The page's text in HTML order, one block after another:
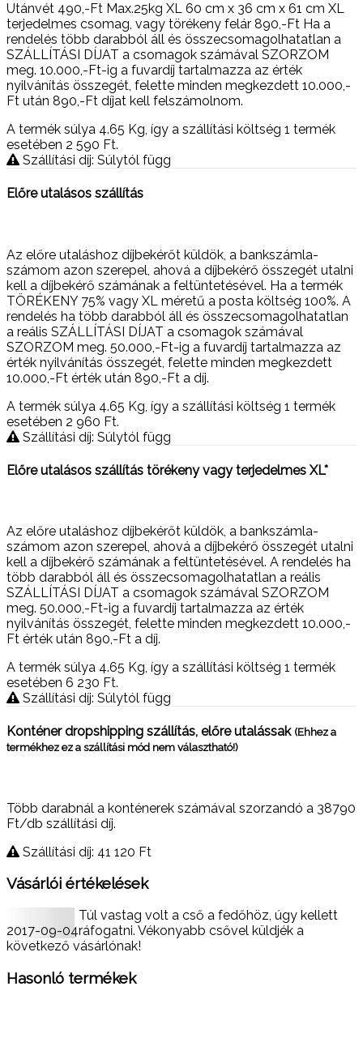
Utánvét 490,-Ft Max.25kg XL 60 cm x 36 cm x 61 cm XL
terjedelmes csomag, vagy törékeny felár 890,-Ft Ha a
rendelés több darabból áll és összecsomagolhatatlan a
SZÁLLÍTÁSI DÍJAT a csomagok számával SZORZOM
meg. 10.000,-Ft-ig a fuvardíj tartalmazza az érték
nyilvánítás összegét, felette minden megkezdett 10.000,-
Ft után 890,-Ft díjat kell felszámolnom.
A termék súlya 4.65 Kg, így a szállítási költség 1 termék
esetében 2 590 Ft.
Szállítási díj: Súlytól függ
Előre utalásos szállítás
Az előre utaláshoz díjbekérőt küldök, a bankszámla-
számom azon szerepel, ahová a díjbekérő összegét utalni
kell a díjbekérő számának a feltüntetésével. Ha a termék
TÖRÉKENY 75% vagy XL méretű a posta költség 100%. A
rendelés ha több darabból áll és összecsomagolhatatlan
a reális SZÁLLÍTÁSI DÍJAT a csomagok számával
SZORZOM meg. 50.000,-Ft-ig a fuvardíj tartalmazza az
érték nyilvánítás összegét, felette minden megkezdett
10.000,-Ft érték után 890,-Ft a díj.
A termék súlya 4.65 Kg , így a szállítási költség 1 termék
esetében 2 960 Ft.
Szállítási díj: Súlytól függ
Előre utalásos szállítás törékeny vagy terjedelmes XL*
Az előre utaláshoz díjbekérőt küldök, a bankszámla-
számom azon szerepel, ahová a díjbekérő összegét utalni
kell a díjbekérő számának a feltüntetésével. A rendelés ha
több darabból áll és összecsomagolhatatlan a reális
SZÁLLÍTÁSI DÍJAT a csomagok számával SZORZOM
meg. 50.000,-Ft-ig a fuvardíj tartalmazza az érték
nyilvánítás összegét, felette minden megkezdett 10.000,-
Ft érték után 890,-Ft a díj.
A termék súlya 4.65 Kg, így a szállítási költség 1 termék
esetében 6 230 Ft.
Szállítási díj: Súlytól függ
Konténer dropshipping szállítás, előre utalássak (Ehhez a
termékhez ez a szállítási mód nem választható!)
Több darabnál a konténerek számával szorzandó a 38790
Ft/db szállítási díj.
Szállítási díj: 41 120 Ft
Vásárlói értékelések
2017-09-04
Túl vastag volt a cső a fedőhöz, úgy kellett
ráfogatni. Vékonyabb csővel küldjék a
következő vásárlónak!
Hasonló termékek